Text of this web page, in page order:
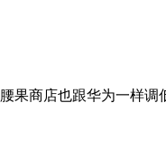
腰果商店也跟华为一样调